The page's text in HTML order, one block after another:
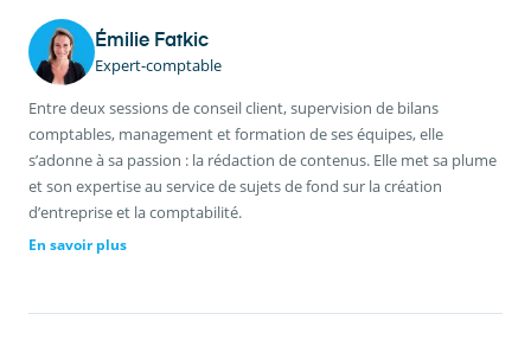
Émilie Fatkic
Expert-comptable
Entre deux sessions de conseil client, supervision de bilans
comptables, management et formation de ses équipes, elle
s’adonne à sa passion : la rédaction de contenus. Elle met sa plume
et son expertise au service de sujets de fond sur la création
d’entreprise et la comptabilité.
En savoir plus